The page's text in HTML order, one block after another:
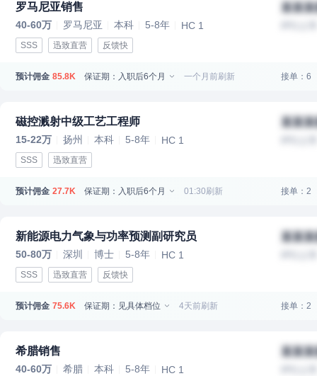
罗马尼亚销售
40-60万 罗马尼亚 本科 5-8年 HC 1
SSS 迅致直营 反馈快
某某
预计佣金 85.8K 保证期：入职后6个月 一个月前刷新 接单：6
磁控溅射中级工艺工程师
15-22万 扬州 本科 5-8年 HC 1
SSS 迅致直营
某某
预计佣金 27.7K 保证期：入职后6个月 01:30刷新 接单：2
新能源电力气象与功率预测副研究员
50-80万 深圳 博士 5-8年 HC 1
SSS 迅致直营 反馈快
某某
预计佣金 75.6K 保证期：见具体档位 4天前刷新 接单：2
希腊销售
40-60万 希腊 本科 5-8年 HC 1
某某